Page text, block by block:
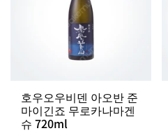
호우오우비덴 아오반 준
마이긴죠 무로카나마겐
슈 720ml